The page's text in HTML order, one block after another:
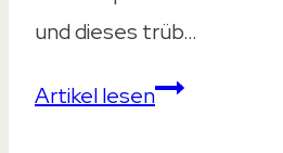
und dieses trüb…
Artikel lesenWhirlpool